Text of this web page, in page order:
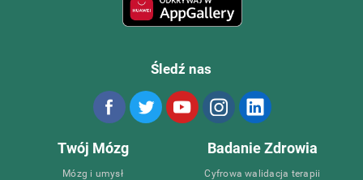
Śledź nas
Twój Mózg
Mózg i umysł
Badanie Zdrowia
Cyfrowa walidacja terapii